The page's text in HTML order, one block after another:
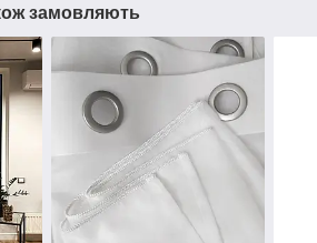
замовляють